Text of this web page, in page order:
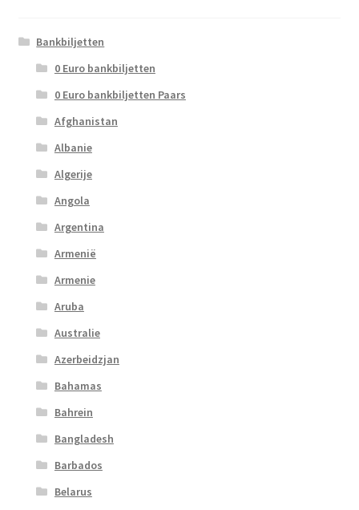
Bankbiljetten
0 Euro bankbiljetten
0 Euro bankbiljetten Paars
Afghanistan
Albanie
Algerije
Angola
Argentina
Armenië
Armenie
Aruba
Australie
Azerbeidzjan
Bahamas
Bahrein
Bangladesh
Barbados
Belarus